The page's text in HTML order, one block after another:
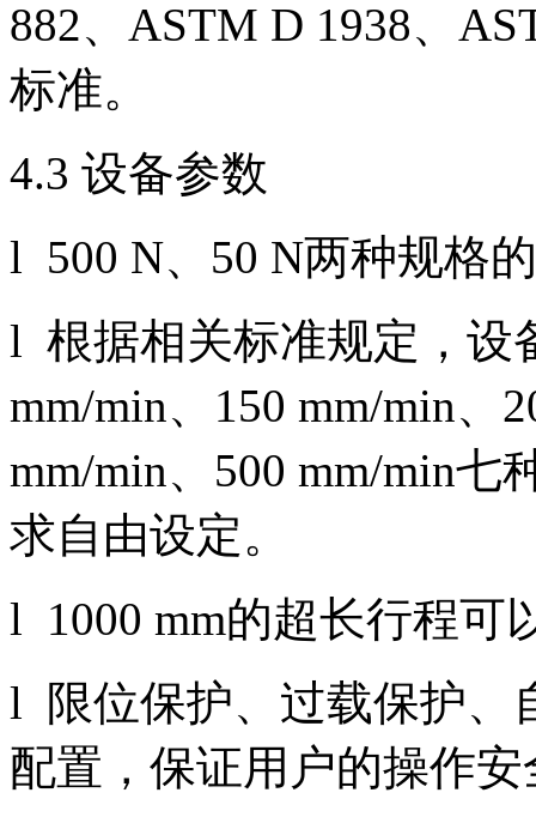
882、ASTM D 1938、
标准。
4.3 设备参数
l 500 N、50 N两种规格
l 根据相关标准规定，设
mm/min、150 mm/min、
mm/min、500 mm/min
求自由设定。
l 1000 mm的超长行程可
l 限位保护、过载保护、
配置，保证用户的操作安